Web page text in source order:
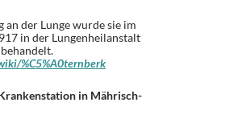
an der Lunge wurde sie im
in der Lungenheilanstalt
%C5%A0ternberk
in Mährisch-